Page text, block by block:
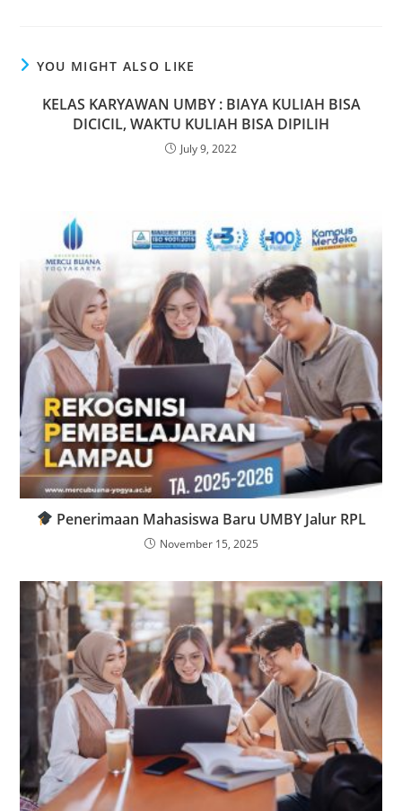
YOU MIGHT ALSO LIKE
KELAS KARYAWAN UMBY : BIAYA KULIAH BISA
DICICIL, WAKTU KULIAH BISA DIPILIH
July 9, 2022
Penerimaan Mahasiswa Baru UMBY Jalur RPL
November 15, 2025